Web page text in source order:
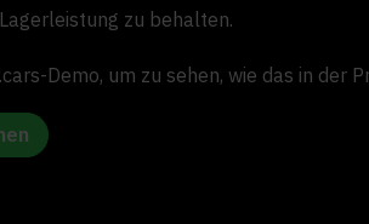
zu behalten.
Demo, um zu sehen, wie das in der